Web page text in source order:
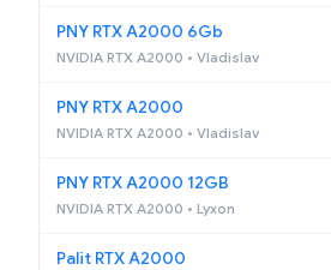
PNY RTX A2000 6Gb
NVIDIA RTX A2000 • Vladislav
PNY RTX A2000
NVIDIA RTX A2000 • Vladislav
PNY RTX A2000 12GB
NVIDIA RTX A2000 • Lyxon
Palit RTX A2000